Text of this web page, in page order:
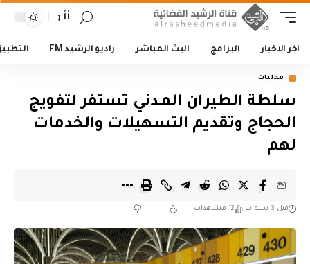
أأ
اخر الاخبار البرامج البث المباشر راديو الرشيد FM
محليات
سلطة الطيران المـدني تستفر لتفويج
الحجاج وتقديم التسهيلات والخدمات
لهم
قبل 3 سنوات 12 مشاهدات